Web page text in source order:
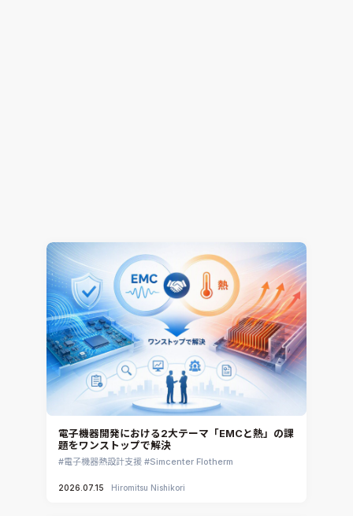
電子機器開発における2大テーマ「EMCと熱」の課
題をワンストップで解決
電子機器熱設計支援 Simcenter Flotherm
2026.07.15 Hiromitsu Nishikori